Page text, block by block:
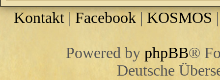
Kontakt |Facebook | KOSMOS
Powered by phpBB®
Deutsche